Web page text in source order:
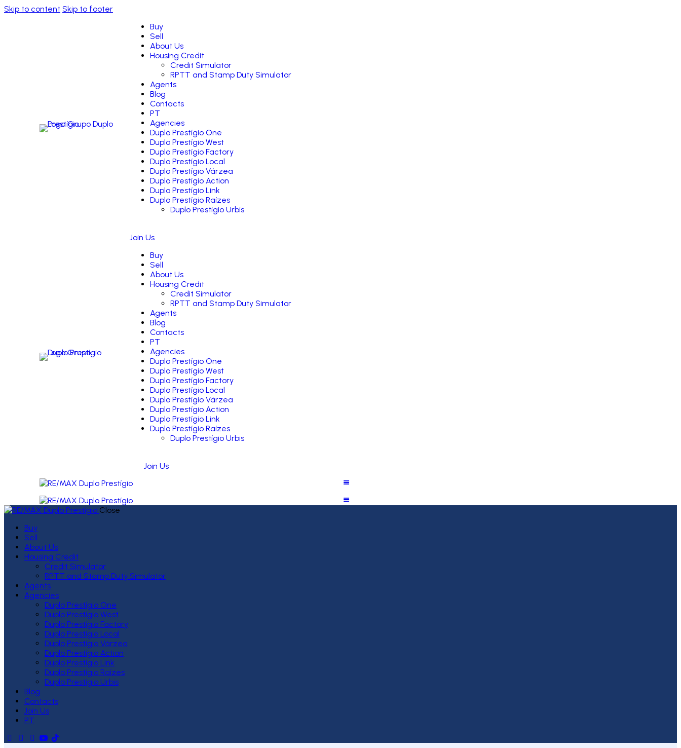
Skip to content Skip to footer
Buy
Sell
About Us
Housing Credit
Credit Simulator
RPTT and Stamp Duty Simulator
Agents
Blog
Contacts
PT
Agencies
Duplo Prestígio One
Duplo Prestígio West
Duplo Prestígio Factory
Duplo Prestígio Local
Duplo Prestígio Várzea
Duplo Prestígio Action
Duplo Prestígio Link
Duplo Prestígio Raízes
Duplo Prestígio Urbis
Join Us
Buy
Sell
About Us
Housing Credit
Credit Simulator
RPTT and Stamp Duty Simulator
Agents
Blog
Contacts
PT
Agencies
Duplo Prestígio One
Duplo Prestígio West
Duplo Prestígio Factory
Duplo Prestígio Local
Duplo Prestígio Várzea
Duplo Prestígio Action
Duplo Prestígio Link
Duplo Prestígio Raízes
Duplo Prestígio Urbis
Join Us
Close
Buy
Sell
About Us
Housing Credit
Credit Simulator
RPTT and Stamp Duty Simulator
Agents
Agencies
Duplo Prestígio One
Duplo Prestígio West
Duplo Prestígio Factory
Duplo Prestígio Local
Duplo Prestígio Várzea
Duplo Prestígio Action
Duplo Prestígio Link
Duplo Prestígio Raízes
Duplo Prestígio Urbis
Blog
Contacts
Join Us
PT